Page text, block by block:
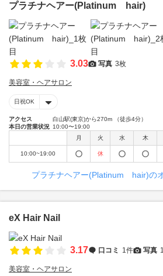
プラチナヘアー(Platinum hair)
3.03 写真 3枚
美容室・ヘアサロン
日祝OK
アクセス
白山駅(東京)から270m （徒歩4分）
本日の営業状況 10:00〜19:00
月
火 水 木
10:00~19:00 休
プラチナヘアー(Platinum hair)の
eX Hair Nail
3.17 口コミ 1件 写真
美容室・ヘアサロン